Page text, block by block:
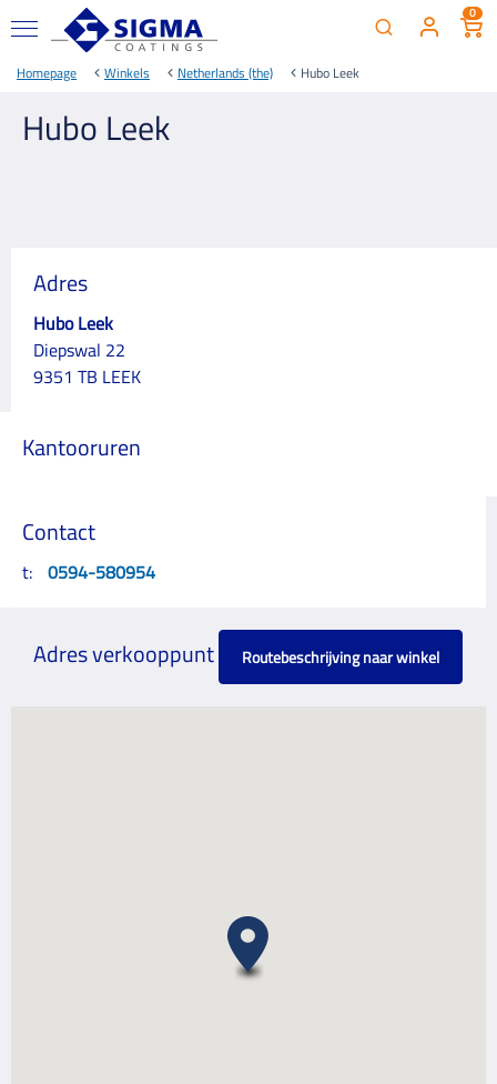
0
Homepage Winkels Netherlands (the) Hubo Leek
Hubo Leek
Adres
Hubo Leek
Diepswal 22
9351 TB LEEK
Kantooruren
Contact
t: 0594-580954
Adres verkooppunt Routebeschrijving naar winkel